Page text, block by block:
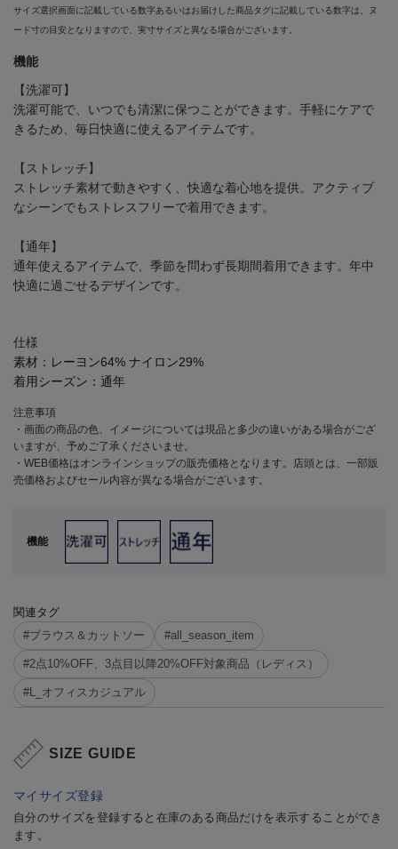
サイズ選択画面に記載している数字あるいはお届けした商品タグに記載している数字は、ヌ
ード寸の目安となりますので、実寸サイズと異なる場合がございます。
機能
【洗濯可】
洗濯可能で、いつでも清潔に保つことができます。手軽にケアで
きるため、毎日快適に使えるアイテムです。
【ストレッチ】
ストレッチ素材で動きやすく、快適な着心地を提供。アクティブ
なシーンでもストレスフリーで着用できます。
【通年】
通年使えるアイテムで、季節を問わず長期間着用できます。年中
快適に過ごせるデザインです。
仕様
素材： レーヨン64% ナイロン29%
着用シーズン： 通年
注意事項
・画面の商品の色、イメージについては現品と多少の違いがある場合がござ
いますが、予めご了承くださいませ。
・WEB価格はオンラインショップの販売価格となります。店頭とは、一部販
売価格およびセール内容が異なる場合がございます。
機能
関連タグ
#ブラウス＆カットソー
#all_season_item
#2点10%OFF、3点目以降20%OFF対象商品（レディス）
#L_オフィスカジュアル
SIZE GUIDE
マイサイズ登録
自分のサイズを登録すると在庫のある商品だけを表示することができ
ます。